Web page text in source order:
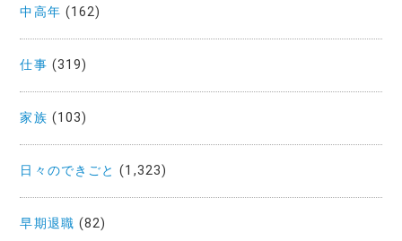
中高年 (162)
仕事 (319)
家族 (103)
日々のできごと (1,323)
早期退職 (82)